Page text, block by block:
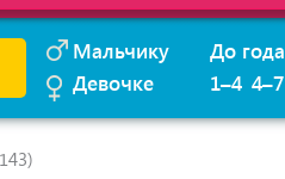
Мальчику
Девочке
До года
1–4 4–7